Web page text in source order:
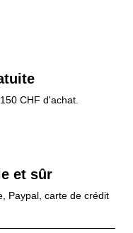
CHF d'achat.
et sûr
Paypal, carte de crédit